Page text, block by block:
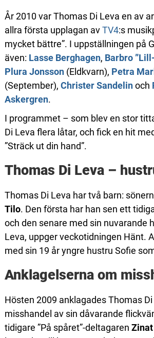
År 2010 var Thomas Di Leva en av
allra första upplagan avTV4:s
mycket bättre”. I uppställningen på
även: Lasse Berghagen, Barbro
Plura Jonsson(Eldkvarn), Petra
(September), Christer Sandelinoch
Askergren.
I programmet – som blev en stor
Di Leva flera låtar, och fick en hit
”Sträck ut din hand”.
Thomas Di Leva –
Thomas Di Leva har två barn:
Tilo. Den första har han sen ett
och den senare med sin nuvarande
Leva, uppger veckotidningen Hänt.
med sin 19 år yngre hustru Sofie
Anklagelserna om
Hösten 2009 anklagades Thomas
misshandel av sin dåvarande
tidigare ”På spåret”-deltagaren